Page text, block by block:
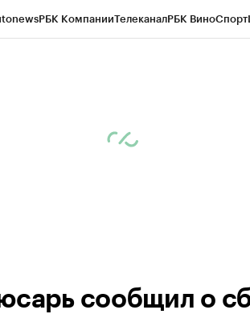
РБК КомпанииТелеканалРБК ВиноСпорт
сообщил о